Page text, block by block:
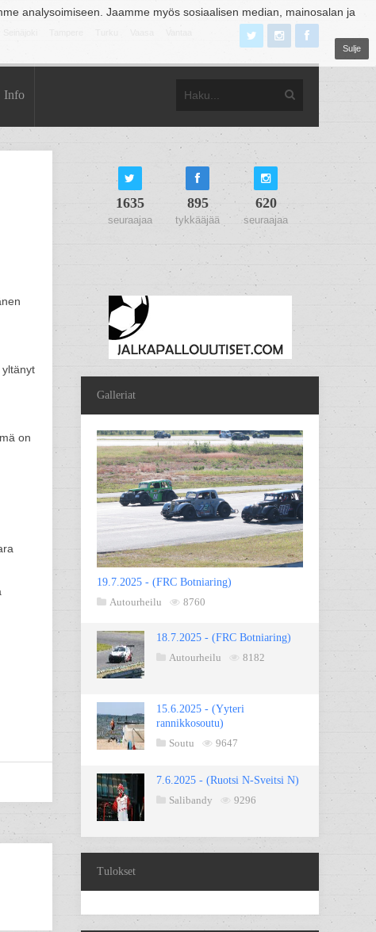
analysoimiseen. Jaamme myös sosiaalisen median, mainosalan ja
Sulje
Info
on
1635
seuraajaa
895
tykkääjää
620
seuraajaa
Galleriat
19.7.2025 - (FRC Botniaring)
Autourheilu
8760
18.7.2025 - (FRC Botniaring)
Autourheilu
8182
15.6.2025 - (Yyteri
rannikkosoutu)
Soutu
9647
7.6.2025 - (Ruotsi N-Sveitsi N)
Salibandy
9296
Tulokset